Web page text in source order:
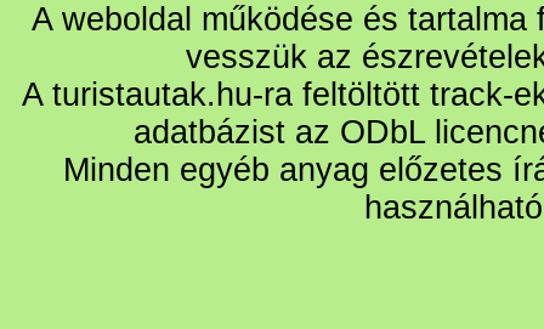
A weboldal működése és
vesszük az
A turistautak.hu-ra feltöltött track-
adatbázist az ODbL
Minden egyéb anyag előzetes